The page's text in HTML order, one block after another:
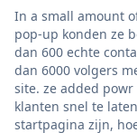
In a small amount
pop-up konden ze
dan 600 echte
dan 6000 volgers
site. ze added
klanten snel te
startpagina zijn,